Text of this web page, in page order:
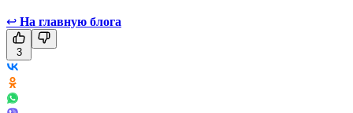
↩ На главную блога
3